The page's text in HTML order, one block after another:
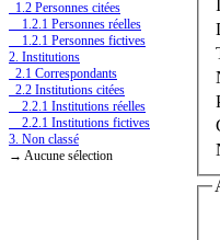
1.2 Personnes citées
1.2.1 Personnes réelles
1.2.1 Personnes fictives
2. Institutions
2.1 Correspondants
2.2 Institutions citées
2.2.1 Institutions réelles
2.2.1 Institutions fictives
3. Non classé
→ Aucune sélection